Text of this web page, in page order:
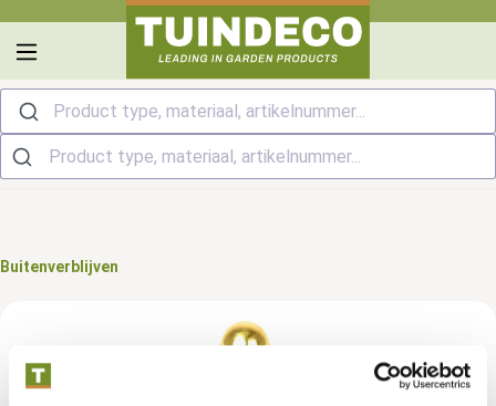
Product type, materiaal, artikelnummer...
Buitenverblijven